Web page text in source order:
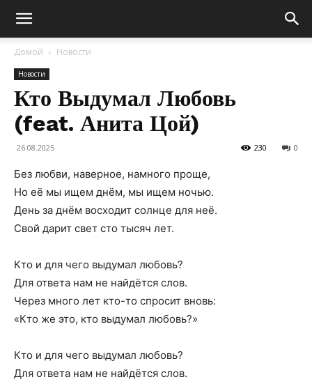
Домой Новости
Новости
Кто Выдумал Любовь
(feat. Анита Цой)
26.08.2025 0
230
Без любви, наверное, намного проще,
Но её мы ищем днём, мы ищем ночью.
День за днём восходит солнце для неё.
Свой дарит свет сто тысяч лет.
Кто и для чего выдумал любовь?
Для ответа нам не найдётся слов.
Через много лет кто-то спросит вновь:
«Кто же это, кто выдумал любовь?»
Кто и для чего выдумал любовь?
Для ответа нам не найдётся слов.